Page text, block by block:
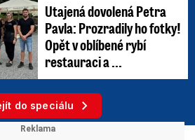
Utajená dovolená Petra
Pavla: Prozradily ho fotky!
Opět v oblíbené rybí
restauraci a ...
do speciálu